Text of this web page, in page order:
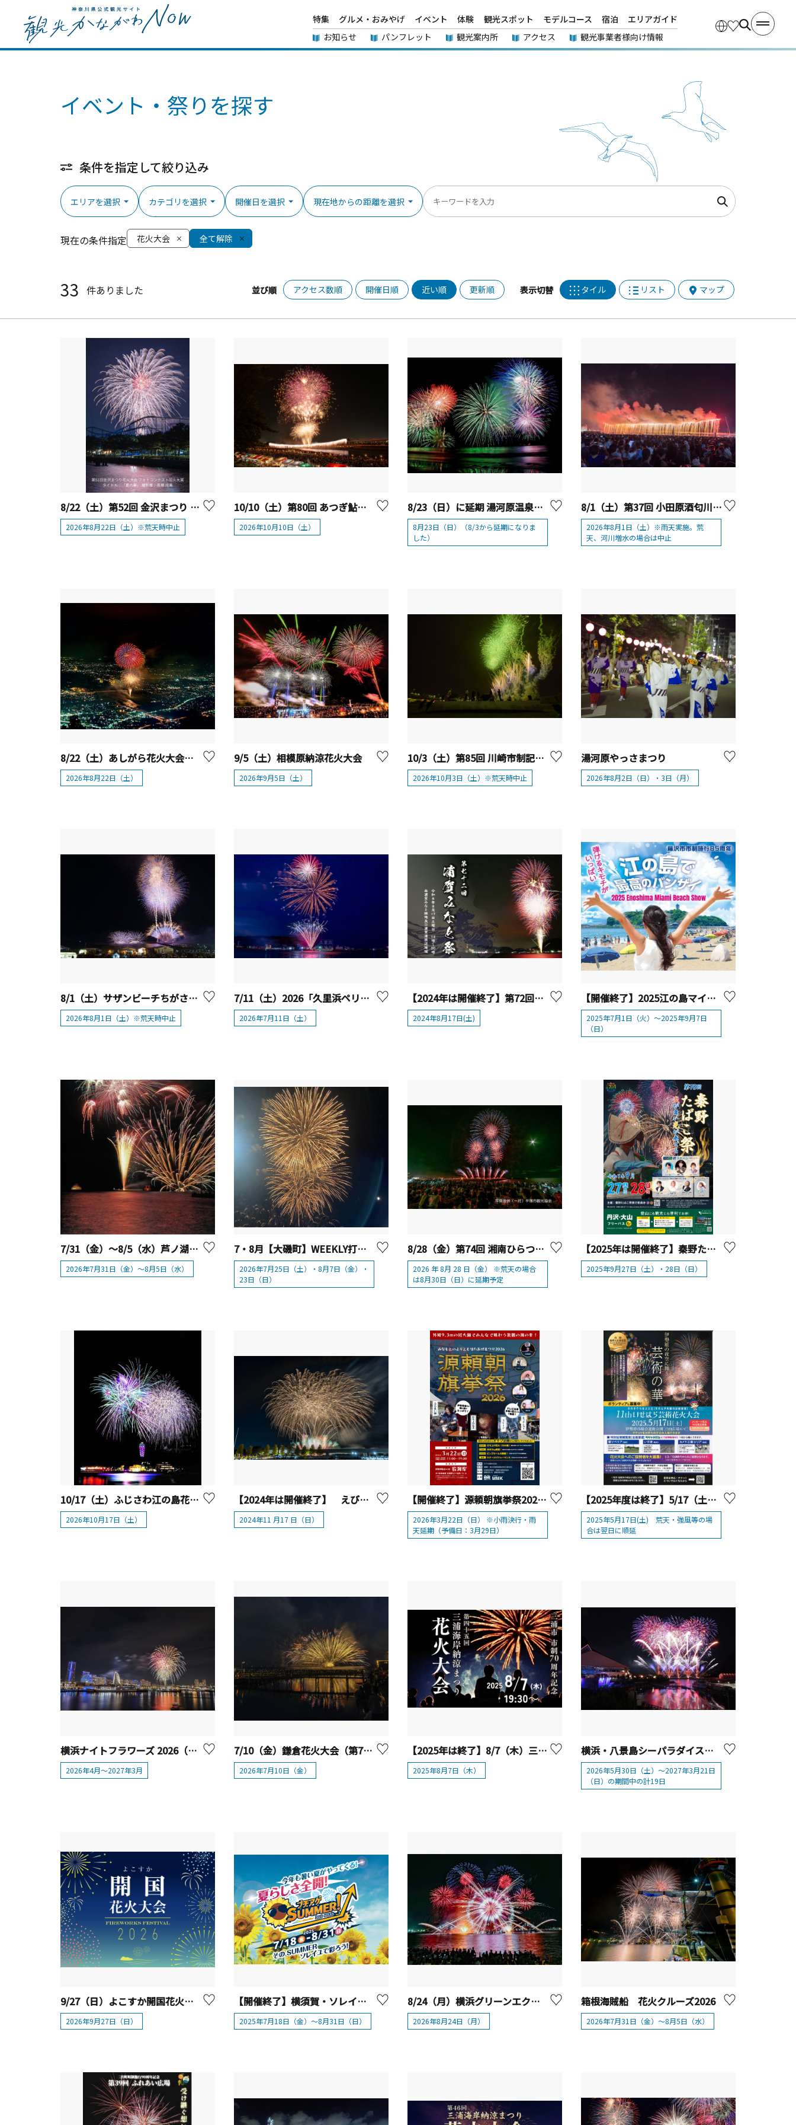
特集 グルメ・おみやげ イベント 体験 観光スポット モデルコース 宿泊
エリアガイド
お知らせ
パンフレット 観光案内所 アクセス 観光事業者様向け情報
イベント・祭りを探す
条件を指定して絞り込み
エリアを選択 カテゴリを選択 開催日を選択 現在地からの距離を選択
現在の条件指定 花火大会 全て解除
33 件ありました 並び順 アクセス数順 開催日順 近い順 更新順 表示切替 タイル リスト マップ
8/22（土）第52回 金沢まつり 花火大会
2026年8月22日（土）※荒天時中止
10/10（土）第80回 あつぎ鮎まつり大花火大会
2026年10月10日（土）
8/23（日）に延期 湯河原温泉海上花火大会
8月23日（日）（8/3から延期になりま
した）
8/1（土）第37回 小田原酒匂川花火大会
2026年8月1日（土）※雨天実施。荒
天、河川増水の場合は中止
8/22（土）あしがら花火大会【松田町・開成町】
2026年8月22日（土）
9/5（土）相模原納涼花火大会
2026年9月5日（土）
10/3（土）第85回 川崎市制記念多摩川花火大会
2026年10月3日（土）※荒天時中止
湯河原やっさまつり
2026年8月2日（日）・3日（月）
8/1（土）サザンビーチちがさき花火大会（第52回）
2026年8月1日（土）※荒天時中止
7/11（土）2026「久里浜ペリー祭花火大会」【横須賀市】
2026年7月11日（土）
【2024年は開催終了】第72回（令和6年度）浦賀みなと祭
2024年8月17日(土)
【開催終了】2025江の島マイアミビーチショー
2025年7月1日（火）～2025年9月7日
（日）
7/31（金）～8/5（水）芦ノ湖夏まつりウィーク 花火
2026年7月31日（金）～8月5日（水）
7・8月【大磯町】WEEKLY打ち上げ花火in大磯
2026年7月25日（土）・8月7日（金）・
23日（日）
8/28（金）第74回 湘南ひらつか花火大会
2026 年 8月 28 日（金） ※荒天の場合
は8月30日（日）に延期予定
【2025年は開催終了】秦野たばこ祭
2025年9月27日（土）・28日（日）
10/17（土）ふじさわ江の島花火大会
2026年10月17日（土）
【2024年は開催終了】 えびな市民まつり2024
2024年11 月17 日（日）
【開催終了】源頼朝旗挙祭2026【真鶴町】
2026年3月22日（日） ※小雨決行・雨
天延期（予備日：3月29日）
【2025年度は終了】5/17（土）第11回いせはら芸術花火大会
2025年5月17日(土) 荒天・強風等の場
合は翌日に順延
横浜ナイトフラワーズ 2026（横浜ナイトフラワーズ×横浜グリーンエクスポ 2027）
2026年4月～2027年3月
7/10（金）鎌倉花火大会（第78回）
2026年7月10日（金）
【2025年は終了】8/7（木）三浦市市制施行70周年記念 第45回三浦海岸納涼まつり花火大会
2025年8月7日（木）
横浜・八景島シーパラダイス「花火シンフォニア」2026
2026年5月30日（土）～2027年3月21日
（日）の期間中の計19日
9/27（日）よこすか開国花火大会2026
2026年9月27日（日）
【開催終了】横須賀・ソレイユの丘「ブチアゲSUMMER！2025 SOLEIL」
2025年7月18日（金）～8月31日（日）
8/24（月）横浜グリーンエクスポ応援 みなとみらいフェスティバル
2026年8月24日（月）
箱根海賊船 花火クルーズ2026
2026年7月31日（金）～8月5日（水）